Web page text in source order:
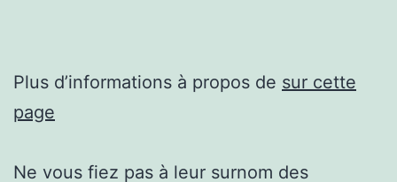
Plus d’informations à propos de sur cette
page
Ne vous fiez pas à leur surnom des